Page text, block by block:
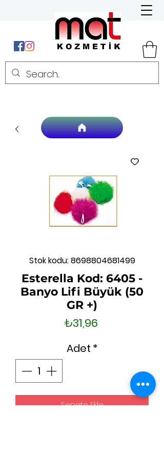
Stok kodu: 8698804681499
Esterella Kod: 6405 -
Banyo Lifi Büyük (50
GR +)
₺31,96Fiyat
Adet *
Sepete Ekle